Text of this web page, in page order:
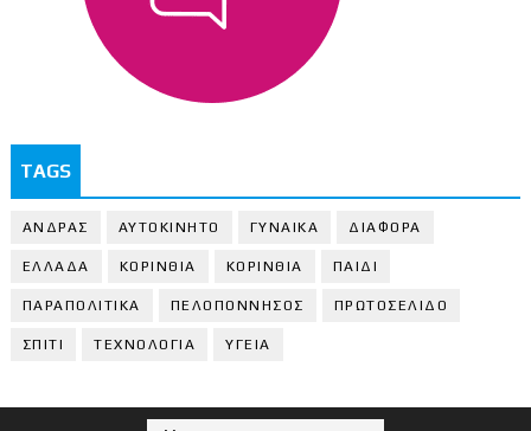
TAGS
ΑΝΔΡΑΣ ΑΥΤΟΚΙΝΗΤΟ ΓΥΝΑΙΚΑ ΔΙΑΦΟΡΑ
ΕΛΛΑΔΑ ΚΟΡΙΝΘΙΑ ΚΟΡΙΝΘΙA ΠΑΙΔΙ
ΠΑΡΑΠΟΛΙΤΙΚΑ ΠΕΛΟΠΟΝΝΗΣΟΣ ΠΡΩΤΟΣΕΛΙΔΟ
ΣΠΙΤΙ ΤΕΧΝΟΛΟΓΙΑ ΥΓΕΙΑ